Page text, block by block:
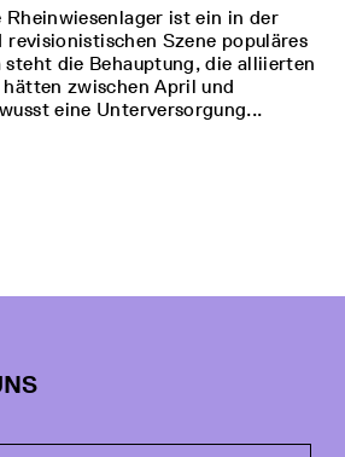
Rheinwiesenlager ist ein in der
revisionistischen Szene populäres
steht die Behauptung, die alliierten
zwischen April und
eine Unterversorgung...